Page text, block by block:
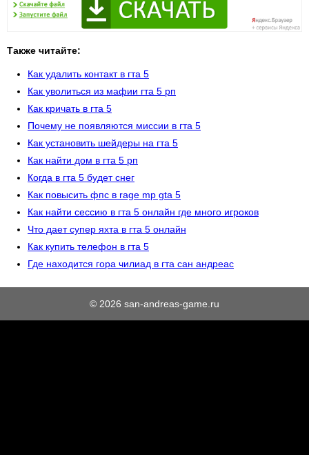
Также читайте:
Как удалить контакт в гта 5
Как уволиться из мафии гта 5 рп
Как кричать в гта 5
Почему не появляются миссии в гта 5
Как установить шейдеры на гта 5
Как найти дом в гта 5 рп
Когда в гта 5 будет снег
Как повысить фпс в rage mp gta 5
Как найти сессию в гта 5 онлайн где много игроков
Что дает супер яхта в гта 5 онлайн
Как купить телефон в гта 5
Где находится гора чилиад в гта сан андреас
© 2026 san-andreas-game.ru